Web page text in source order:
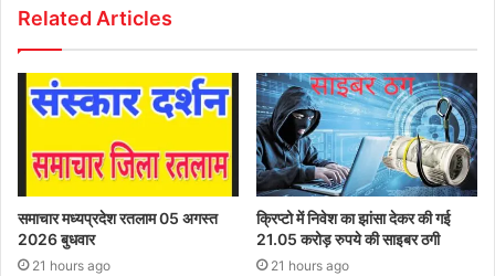
Related Articles
समाचार मध्यप्रदेश रतलाम 05 अगस्त
2026 बुधवार
21 hours ago
क्रिप्टो में निवेश का झांसा देकर की गई
21.05 करोड़ रुपये की साइबर ठगी
21 hours ago